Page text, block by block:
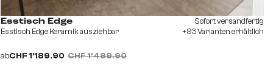
Esstisch Edge
Esstisch Edge Keramik ausziehbar
abCHF 1’189.90 CHF 1’489.90
Sofort versandfertig
+93 Varianten erhältlich